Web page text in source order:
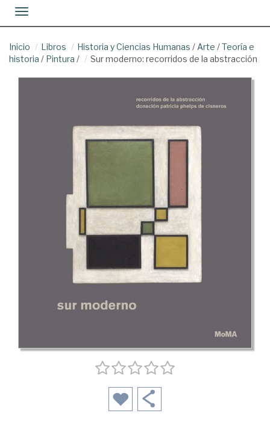
Toggle navigation
Inicio Libros Historia y Ciencias Humanas / Arte /Teoría e
historia / Pintura / Sur moderno: recorridos de la abstracción